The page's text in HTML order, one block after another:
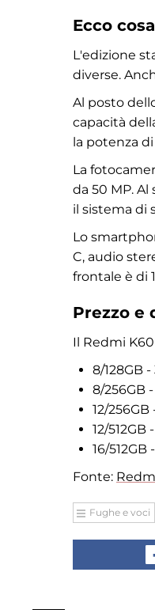
Ecco
L'edizione
diverse.
Al posto
capacità
la potenza
La
da 50 MP.
il sistema di
Lo
C, audio
frontale è di
Prezzo e
Il Redmi
8/128GB
8/256GB
12/256GB
12/512GB
16/512GB
Fonte:
Fughe e voci